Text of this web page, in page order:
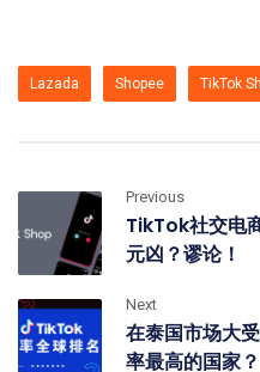
Lazada Shopee TikTok
Previous
TikTok社交电
元凶？谬论！
Next
在泰国市场大
率最高的国家？